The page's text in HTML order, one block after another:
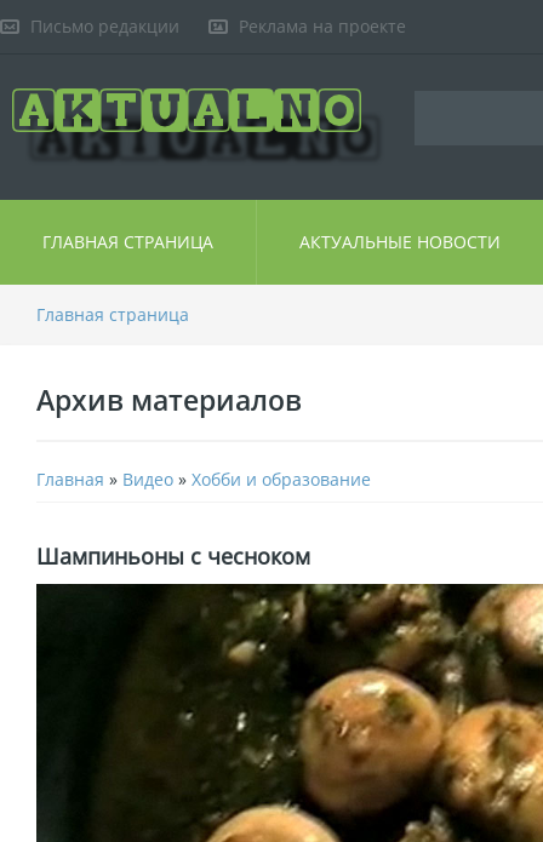
Письмо редакции Реклама на проекте
ГЛАВНАЯ СТРАНИЦА АКТУАЛЬНЫЕ НОВОСТИ
Главная страница
Архив материалов
Главная » Видео » Хобби и образование
Шампиньоны с чесноком